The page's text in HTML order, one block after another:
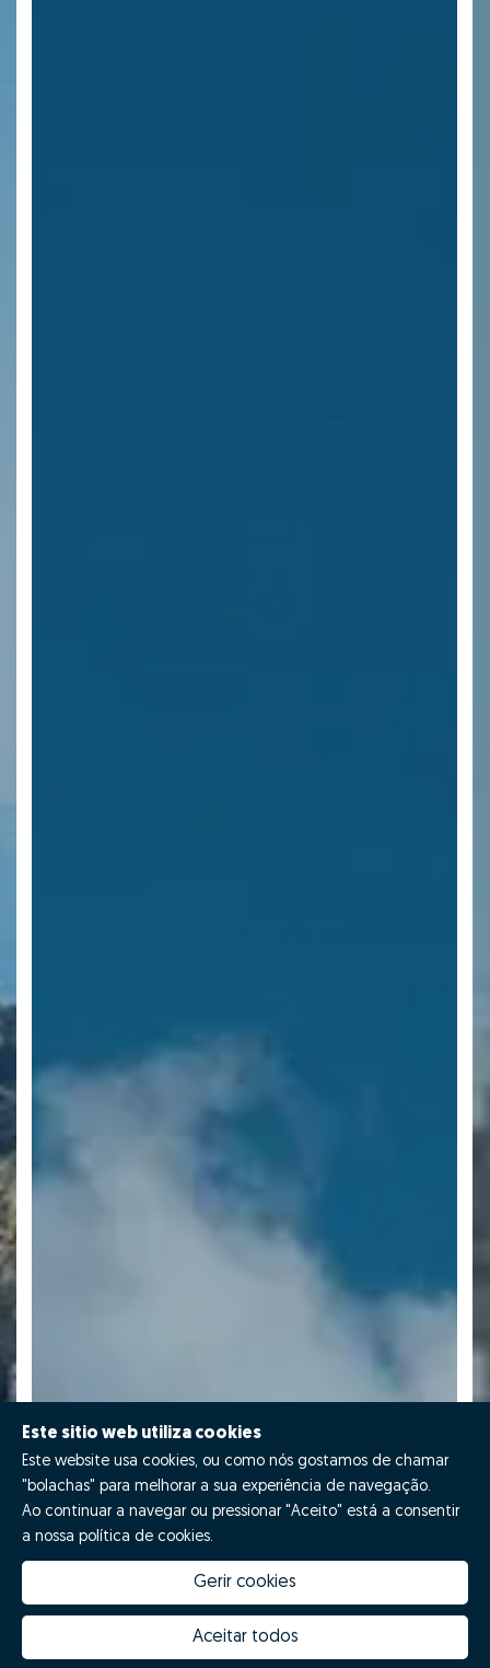
Este sitio web utiliza cookies
Este website usa cookies, ou como nós gostamos de chamar
"bolachas" para melhorar a sua experiência de navegação.
Ao continuar a navegar ou pressionar "Aceito" está a consentir
a nossa política de cookies.
Gerir cookies
Aceitar todos